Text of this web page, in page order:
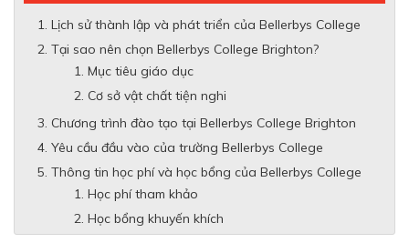
Lịch sử thành lập và phát triển của Bellerbys College
Tại sao nên chọn Bellerbys College Brighton?
Mục tiêu giáo dục
Cơ sở vật chất tiện nghi
Chương trình đào tạo tại Bellerbys College Brighton
Yêu cầu đầu vào của trường Bellerbys College
Thông tin học phí và học bổng của Bellerbys College
Học phí tham khảo
Học bổng khuyến khích